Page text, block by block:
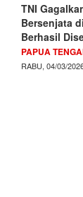
TNI
Bersenjata
Berhasil
PAPUA
RABU, 04/03/